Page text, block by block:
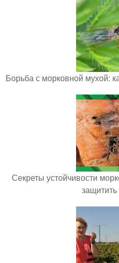
Борьба с морковной мухой:
Секреты устойчивости